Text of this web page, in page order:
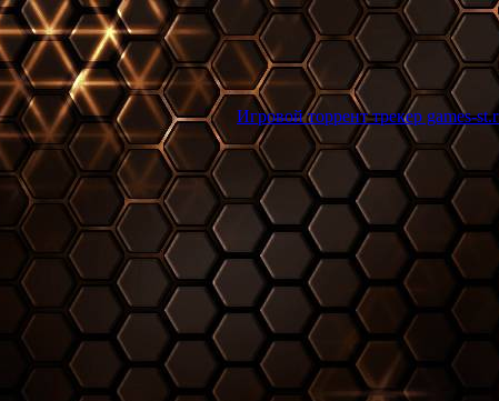
Игровой торрент трекер games-st.ru, здесь вы